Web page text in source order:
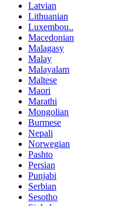
Latvian
Lithuanian
Luxembou..
Macedonian
Malagasy
Malay
Malayalam
Maltese
Maori
Marathi
Mongolian
Burmese
Nepali
Norwegian
Pashto
Persian
Punjabi
Serbian
Sesotho